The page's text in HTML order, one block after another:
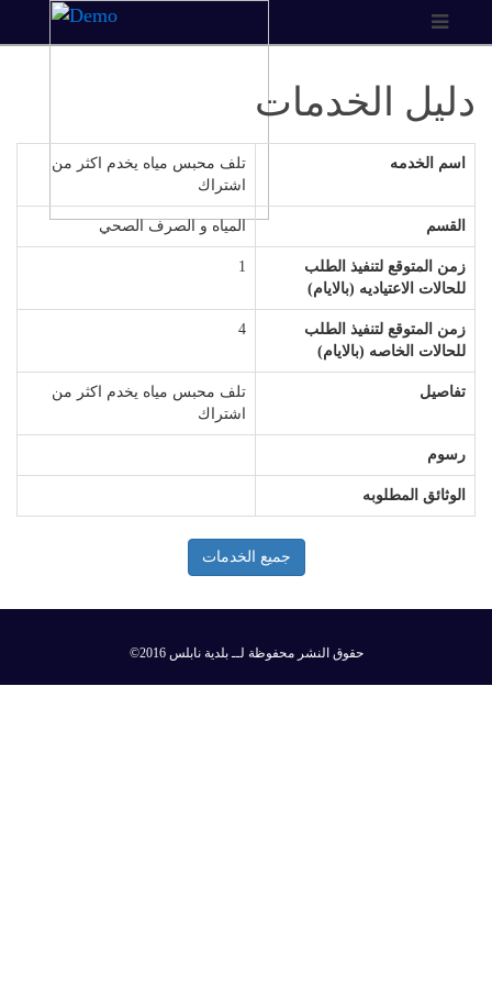
دليل الخدمات
اسم الخدمه
تلف محبس مياه يخدم اكثر من
اشتراك
القسم المياه و الصرف الصحي
زمن المتوقع لتنفيذ الطلب
للحالات الاعتياديه (بالايام)
1
زمن المتوقع لتنفيذ الطلب
للحالات الخاصه (بالايام)
4
تفاصيل
تلف محبس مياه يخدم اكثر من
اشتراك
رسوم
الوثائق المطلوبه
جميع الخدمات
©2016 حقوق النشر محفوظة لــ بلدية نابلس